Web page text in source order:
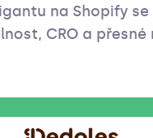
na Shopify se
CRO a přesné